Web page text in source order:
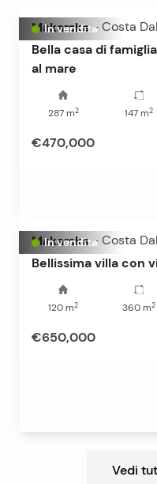
In vendita
Makarska - Costa
Bella casa di
al mare
287m2 147 m2
€470,000
In vendita
Makarska - Costa
Bellissima villa con
120 m2 360 m2
€650,000
Vedi